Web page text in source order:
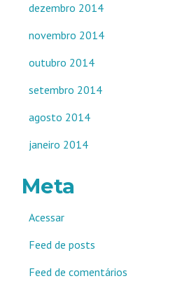
dezembro 2014
novembro 2014
outubro 2014
setembro 2014
agosto 2014
janeiro 2014
Meta
Acessar
Feed de posts
Feed de comentários